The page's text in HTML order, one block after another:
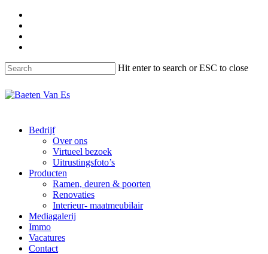
Skip
main
content
Hit enter to search or ESC to close
Close
Bedrijf
Over ons
Virtueel bezoek
Uitrustingsfoto’s
Producten
Ramen, deuren & poorten
Renovaties
Interieur- maatmeubilair
Mediagalerij
Immo
Vacatures
Contact